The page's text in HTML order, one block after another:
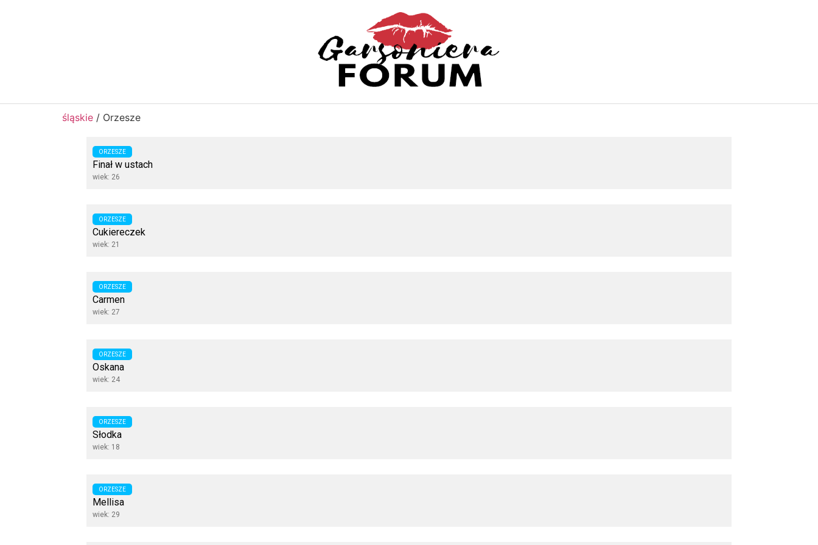
śląskie / Orzesze
ORZESZE
Finał w ustach
wiek: 26
ORZESZE
Cukiereczek
wiek: 21
ORZESZE
Carmen
wiek: 27
ORZESZE
Oskana
wiek: 24
ORZESZE
Słodka
wiek: 18
ORZESZE
Mellisa
wiek: 29